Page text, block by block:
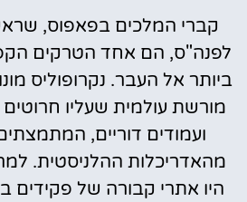
לפנה"ס, הם אחד הטרקים
ביותר אל העבר. נקרופוליס
מורשת עולמית שעליו חרוטים
ועמודים דוריים,
מהאדריכלות ההלניסטית.
היו אתרי קבורה של פקידים